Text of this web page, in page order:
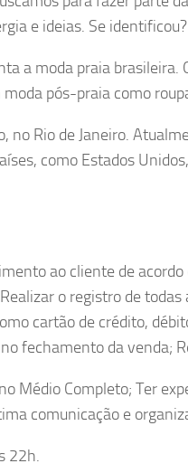
e ideias. Se
a moda praia
pós-praia como
no Rio de Janeiro.
como Estados
ao cliente de
o registro de
cartão de crédito,
fechamento da venda;
Médio Completo; Ter
comunicação e
22h.